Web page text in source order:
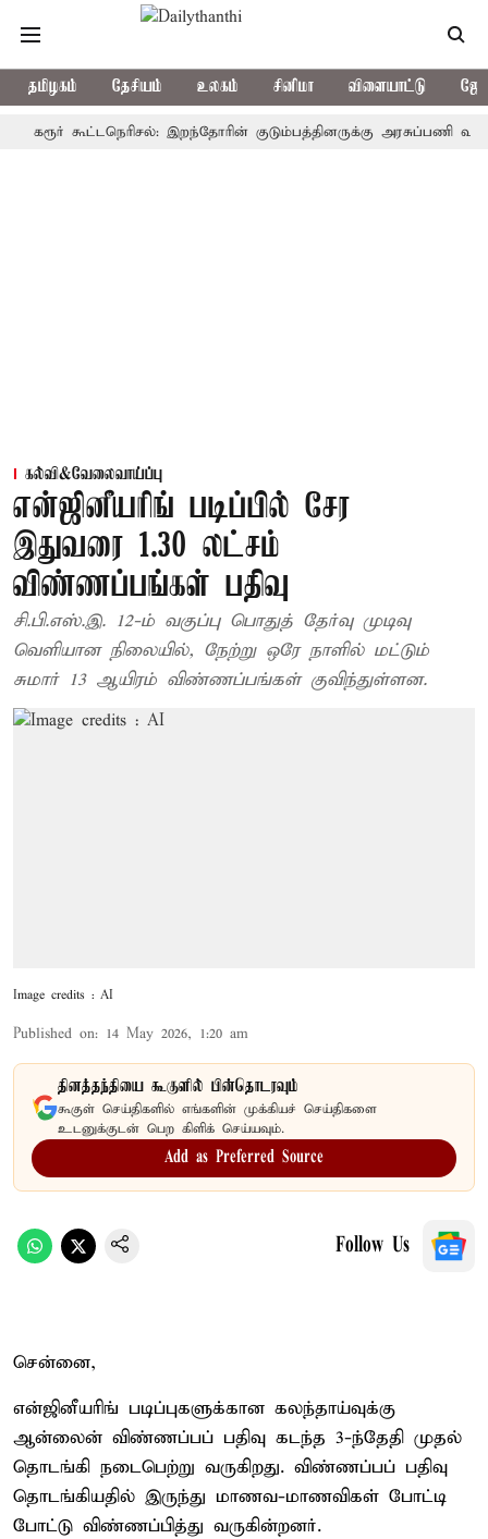
தமிழகம் தேசியம் உலகம் சினிமா விளையாட்டு
கூட்டநெரிசல்: இறந்தோரின் குடும்பத்தினருக்கு அரசுப்பணி வழக்கு;
கல்வி&வேலைவாய்ப்பு
என்ஜினீயரிங் படிப்பில் சேர
இதுவரை 1.30 லட்சம்
விண்ணப்பங்கள் பதிவு
சி.பி.எஸ்.இ. 12-ம் வகுப்பு பொதுத் தேர்வு முடிவு
வெளியான நிலையில், நேற்று ஒரே நாளில் மட்டும்
சுமார் 13 ஆயிரம் விண்ணப்பங்கள் குவிந்துள்ளன.
Image credits : AI
Published on: 14 May 2026, 1:20 am
தினத்தந்தியை கூகுளில் பின்தொடரவும்
கூகுள் செய்திகளில் எங்களின் முக்கியச் செய்திகளை
உடனுக்குடன் பெற கிளிக் செய்யவும்.
Add as Preferred Source
Follow Us
சென்னை,
என்ஜினீயரிங் படிப்புகளுக்கான கலந்தாய்வுக்கு
ஆன்லைன் விண்ணப்பப் பதிவு கடந்த 3-ந்தேதி முதல்
தொடங்கி நடைபெற்று வருகிறது. விண்ணப்பப் பதிவு
தொடங்கியதில் இருந்து மாணவ-மாணவிகள் போட்டி
போட்டு விண்ணப்பித்து வருகின்றனர்.